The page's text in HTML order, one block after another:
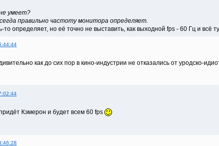
умеет?
правильно частоту монитора определяет.
то определяет, но её точно не выставить, как выходной fps - 60 Гц и всё
как до сих пор в кино-индустрии не отказались от уродско-
Кэмерон и будет всем 60 fps